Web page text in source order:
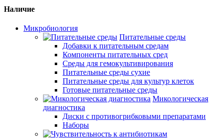
Наличие
Микробиология
Питательные среды
Добавки к питательным средам
Компоненты питательных сред
Среды для гемокультивирования
Питательные среды сухие
Питательные среды для культур клеток
Готовые питательные среды
Микологическая
диагностика
Диски с противогрибковыми препаратами
Наборы